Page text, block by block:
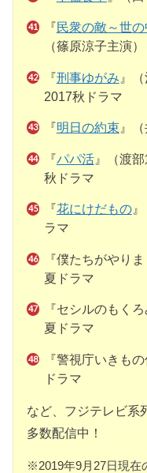
『 民衆の敵～世
（篠原涼子主演
『刑事ゆがみ 』
2017秋ドラマ
『明日の約束』
『パパ活』（渡
秋ドラマ
『花にけだもの』
ラマ
『僕たちがやり
夏ドラマ
『セシルのもく
夏ドラマ
『警視庁いきも
ドラマ
など、フジテレビ系
多数配信中！
※2019年9月27日現在